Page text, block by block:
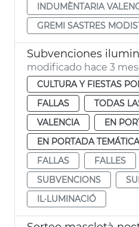
INDUMÈNTARIA
GREMI SASTRES
modificado hace 3
CULTURA Y FIESTAS
FALLAS
TODAS
VALENCIA
EN
EN PORTADA TEMÁTICA
FALLAS
FALLES
SUBVENCIONS
IL·LUMINACIÓ